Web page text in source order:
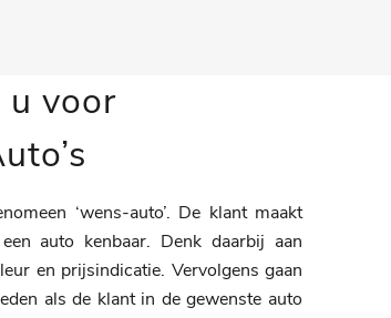
u voor
‘wens-auto’. De klant maakt
auto kenbaar. Denk daarbij aan
en prijsindicatie. Vervolgens gaan
als de klant in de gewenste auto